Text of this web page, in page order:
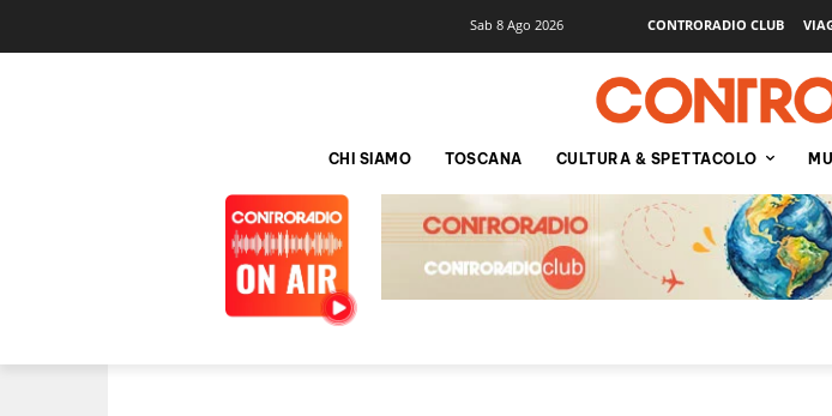
Sab 8 Ago 2026 CONTRORADIO CLUB
CHI SIAMO TOSCANA CULTURA & SPETTACOLO